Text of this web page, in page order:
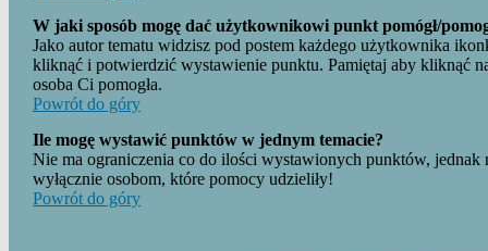
W jaki sposób mogę dać użytkownikowi punkt pomógł/
Jako autor tematu widzisz pod postem każdego użytkownika
kliknąć i potwierdzić wystawienie punktu. Pamiętaj aby kliknąć
osoba Ci pomogła.
Powrót do góry
Ile mogę wystawić punktów w jednym temacie?
Nie ma ograniczenia co do ilości wystawionych punktów,
wyłącznie osobom, które pomocy udzieliły!
Powrót do góry